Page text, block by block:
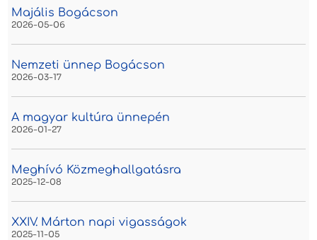
Majális Bogácson
2026-05-06
Nemzeti ünnep Bogácson
2026-03-17
A magyar kultúra ünnepén
2026-01-27
Meghívó Közmeghallgatásra
2025-12-08
XXIV. Márton napi vigasságok
2025-11-05